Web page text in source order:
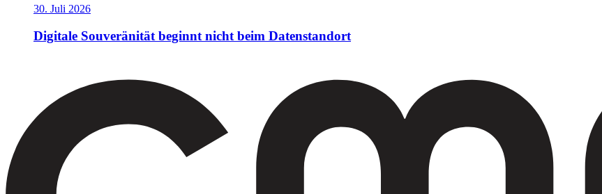
30. Juli 2026
Digitale Souveränität beginnt nicht beim Datenstandort